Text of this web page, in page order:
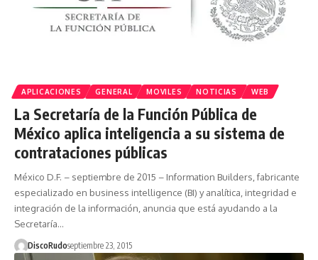
APLICACIONES GENERAL MOVILES NOTICIAS WEB
La Secretaría de la Función Pública de
México aplica inteligencia a su sistema de
contrataciones públicas
México D.F. – septiembre de 2015 – Information Builders, fabricante
especializado en business intelligence (BI) y analítica, integridad e
integración de la información, anuncia que está ayudando a la
Secretaría…
DiscoRudoseptiembre 23, 2015